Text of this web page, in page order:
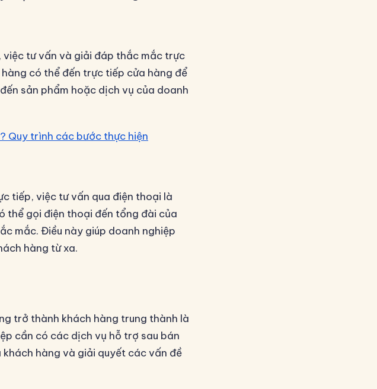
tư vấn và giải đáp thắc mắc trực
có thể đến trực tiếp cửa hàng để
sản phẩm hoặc dịch vụ của doanh
Quy trình các bước thực hiện
tiếp, việc tư vấn qua điện thoại là
thể gọi điện thoại đến tổng đài của
mắc. Điều này giúp doanh nghiệp
hàng từ xa.
trở thành khách hàng trung thành là
cần có các dịch vụ hỗ trợ sau bán
hàng và giải quyết các vấn đề